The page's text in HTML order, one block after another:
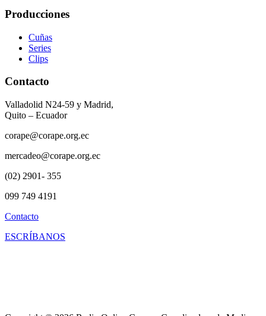
Producciones
Cuñas
Series
Clips
Contacto
Valladolid N24-59 y Madrid,
Quito – Ecuador
corape@corape.org.ec
mercadeo@corape.org.ec
(02) 2901- 355
099 749 4191
Contacto
ESCRÍBANOS